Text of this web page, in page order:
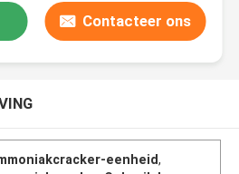
Contacteer ons
eenheid,